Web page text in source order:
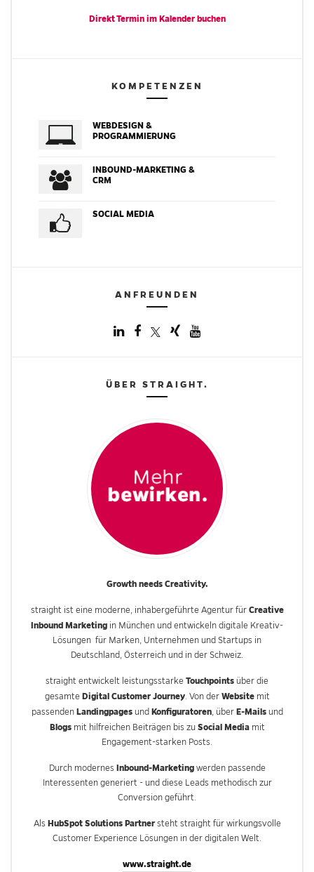
Direkt Termin im Kalenderbuchen
KOMPETENZEN
WEBDESIGN &
PROGRAMMIERUNG
INBOUND-MARKETING &
CRM
SOCIAL MEDIA
ANFREUNDEN
ÜBER STRAIGHT.
Growth needs Creativity.
straight ist eine moderne, inhabergeführte Agentur für Creative
Inbound Marketing in München und entwickeln digitale Kreativ-
Lösungen für Marken, Unternehmen und Startups in
Deutschland, Österreich und in der Schweiz.
straight entwickelt leistungsstarke Touchpoints über die
gesamte Digital Customer Journey. Von der Websitemit
passenden Landingpagesund Konfiguratoren, über E-Mailsund
Blogsmit hilfreichen Beiträgen bis zu Social Mediamit
Engagement-starken Posts.
Durch modernes Inbound-Marketingwerden passende
Interessenten generiert - und diese Leads methodisch zur
Conversion geführt.
Als HubSpot Solutions Partnersteht straight für wirkungsvolle
Customer Experience Lösungen in der digitalen Welt.
www.straight.de